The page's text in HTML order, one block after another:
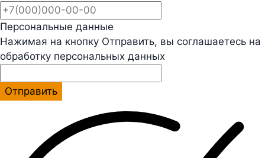
Персональные данные
Нажимая на кнопку Отправить, вы соглашаетесь на
обработку персональных данных
Отправить